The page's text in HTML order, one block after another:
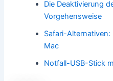
Die Deaktivierung
Vorgehensweise
Safari-
Mac
Notfall-USB-Stick